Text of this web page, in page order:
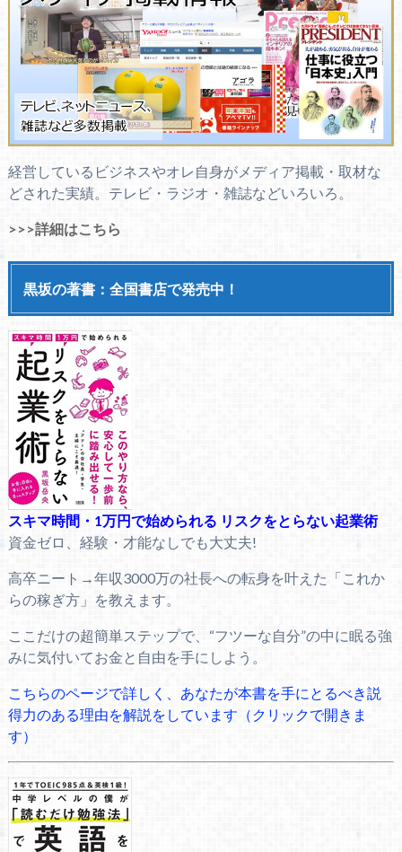
経営しているビジネスやオレ自身がメディア掲載・取材な
どされた実績。テレビ・ラジオ・雑誌などいろいろ。
>>>詳細はこちら
黒坂の著書：全国書店で発売中！
スキマ時間・1万円で始められる リスクをとらない起業術
資金ゼロ、経験・才能なしでも大丈夫!
高卒ニート→年収3000万の社長への転身を叶えた「これか
らの稼ぎ方」を教えます。
ここだけの超簡単ステップで、“フツーな自分”の中に眠る強
みに気付いてお金と自由を手にしよう。
こちらのページで詳しく、あなたが本書を手にとるべき説
得力のある理由を解説をしています（クリックで開きま
す）